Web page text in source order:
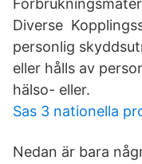
Diverse
personlig
eller hålls av
hälso- eller.
Sas 3 nationella
Nedan är bara